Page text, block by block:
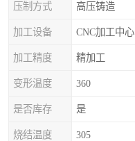
压制方式 高压铸造
加工设备 CNC加工中心
加工精度 精加工
变形温度 360
是否库存 是
烧结温度 305